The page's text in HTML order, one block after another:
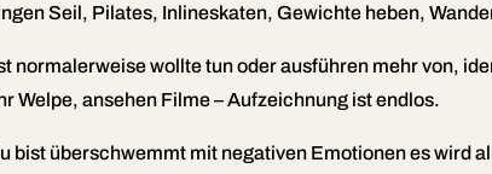
Seil, Pilates, Inlineskaten, Gewichte heben,
normalerweise wollte tun oder ausführen mehr von,
Welpe, ansehen Filme – Aufzeichnung ist endlos.
bist überschwemmt mit negativen Emotionen es wird